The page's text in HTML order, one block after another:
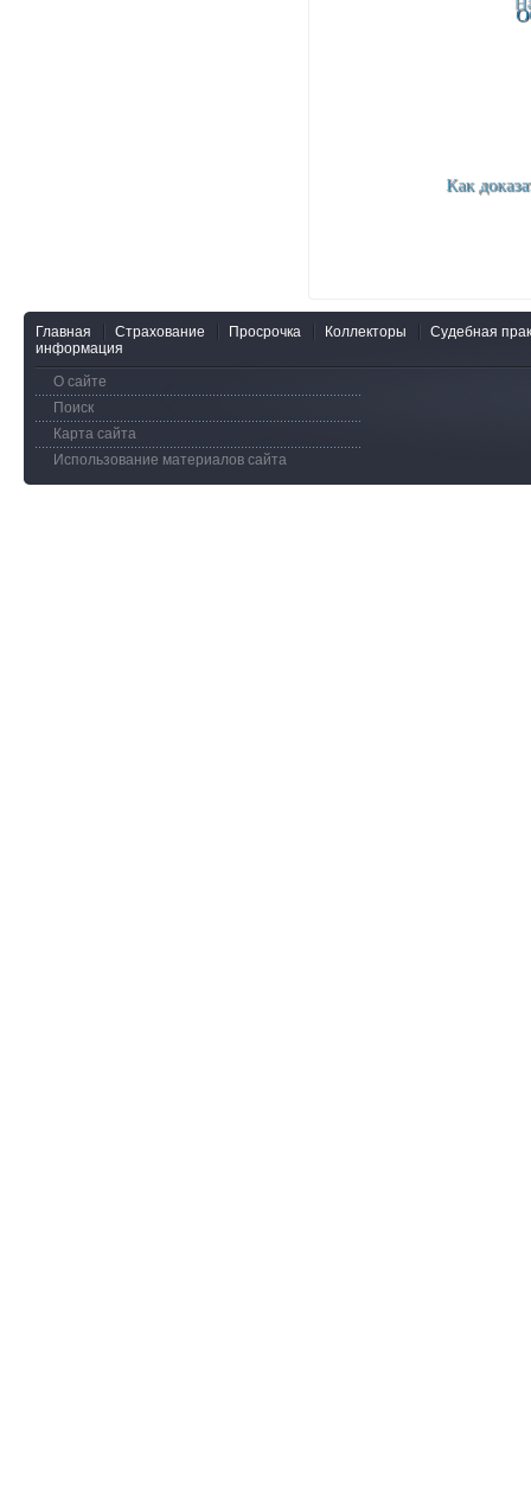
Главная Страхование Просрочка Коллекторы
Судебная
информация
О сайте
Поиск
Карта сайта
Использование материалов сайта